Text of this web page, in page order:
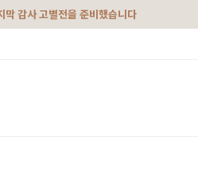
감사 고별전을 준비했습니다